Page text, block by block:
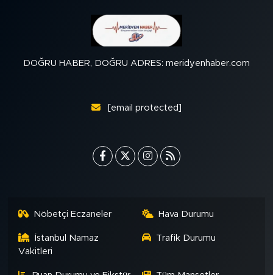
DOĞRU HABER, DOĞRU ADRES: meridyenhaber.com
[email protected]
Nöbetçi Eczaneler Hava Durumu
İstanbul Namaz
Vakitleri
Trafik Durumu